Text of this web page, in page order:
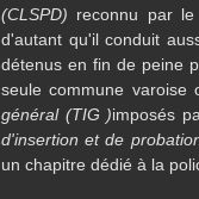
(CLSPD) reconnu par
d'autant qu'il conduit
détenus en fin de peine
seule commune varoise
général (TIG )imposés
d'insertion et de
un chapitre dédié à la